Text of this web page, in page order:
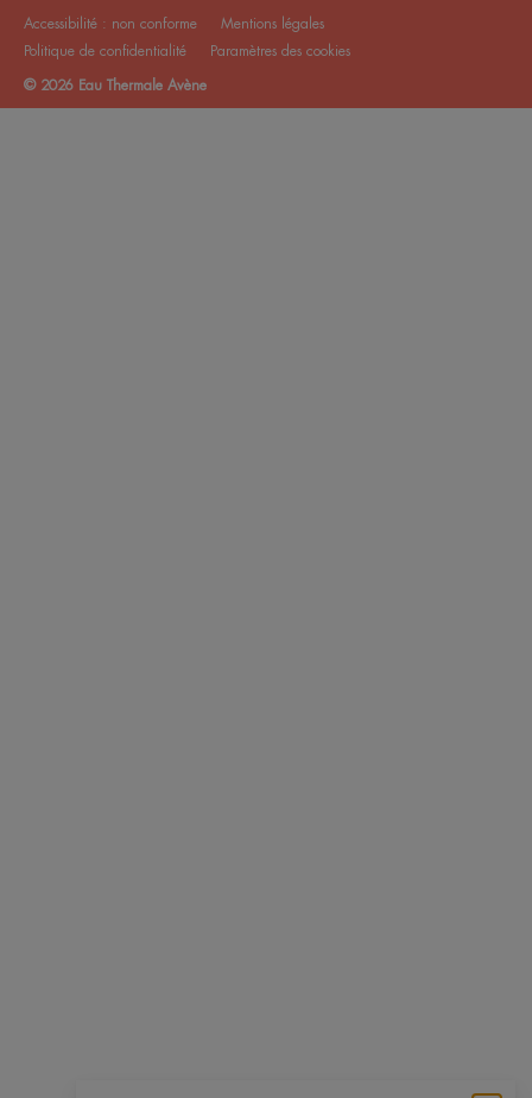
Accessibilité : non conforme
Mentions légales
Politique de confidentialité
Paramètres des cookies
© 2026 Eau Thermale Avène